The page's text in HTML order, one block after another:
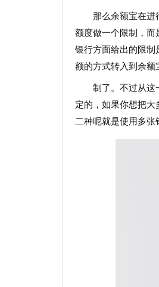
那么余额宝在进
额度做一个限制，而
银行方面给出的限制
额的方式转入到余额
制了。不过从这
定的，如果你想把
二种呢就是使用多张